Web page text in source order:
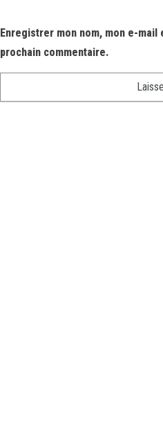
Enregistrer mon nom, mon e-
prochain commentaire.